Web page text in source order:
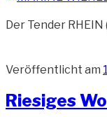
Der Tender
Veröffentlicht am
Riesiges